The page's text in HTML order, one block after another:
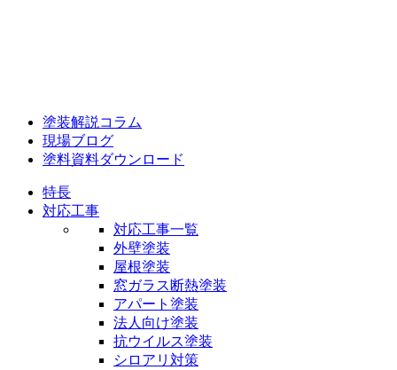
塗装解説コラム
現場ブログ
塗料資料ダウンロード
特長
対応工事
対応工事一覧
外壁塗装
屋根塗装
窓ガラス断熱塗装
アパート塗装
法人向け塗装
抗ウイルス塗装
シロアリ対策